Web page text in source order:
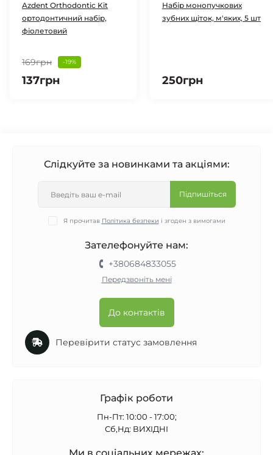
Azdent Orthodontic Kit
ортодонтичний набір,
фіолетовий
169грн -19%
137грн
Набір монопучкових
зубних щіток, м'яких, 5 шт
250грн
Слідкуйте за новинками та акціями:
Підпишіться
Я прочитав Політика безпеки і згоден з вимогами
Зателефонуйте нам:
+380684833055
Передзвоніть мені
До контактів
Перевірити статус замовлення
Графік роботи
Пн-Пт: 10:00 - 17:00;
Сб,Нд: ВИХІДНІ